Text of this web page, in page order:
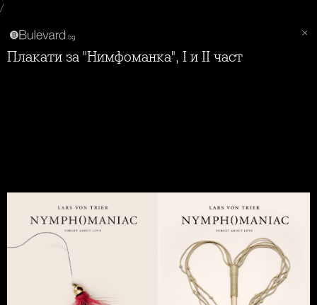
/
Плакати за "Нимфоманка", I и II част